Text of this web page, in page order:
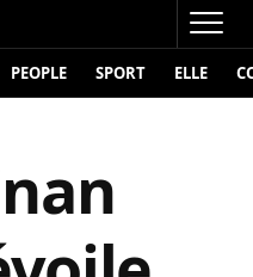
PEOPLE SPORT ELLE